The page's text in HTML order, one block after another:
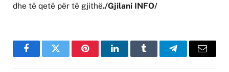
dhe të qetë për të gjithë./Gjilani INFO/
FacebookTwitter PinterestLinkedInTumblr TelegramEmail